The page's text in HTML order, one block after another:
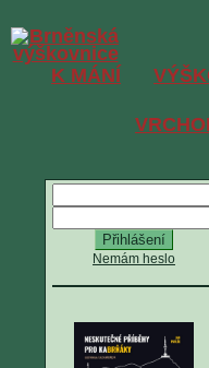
K MÁNÍ
Nemám heslo